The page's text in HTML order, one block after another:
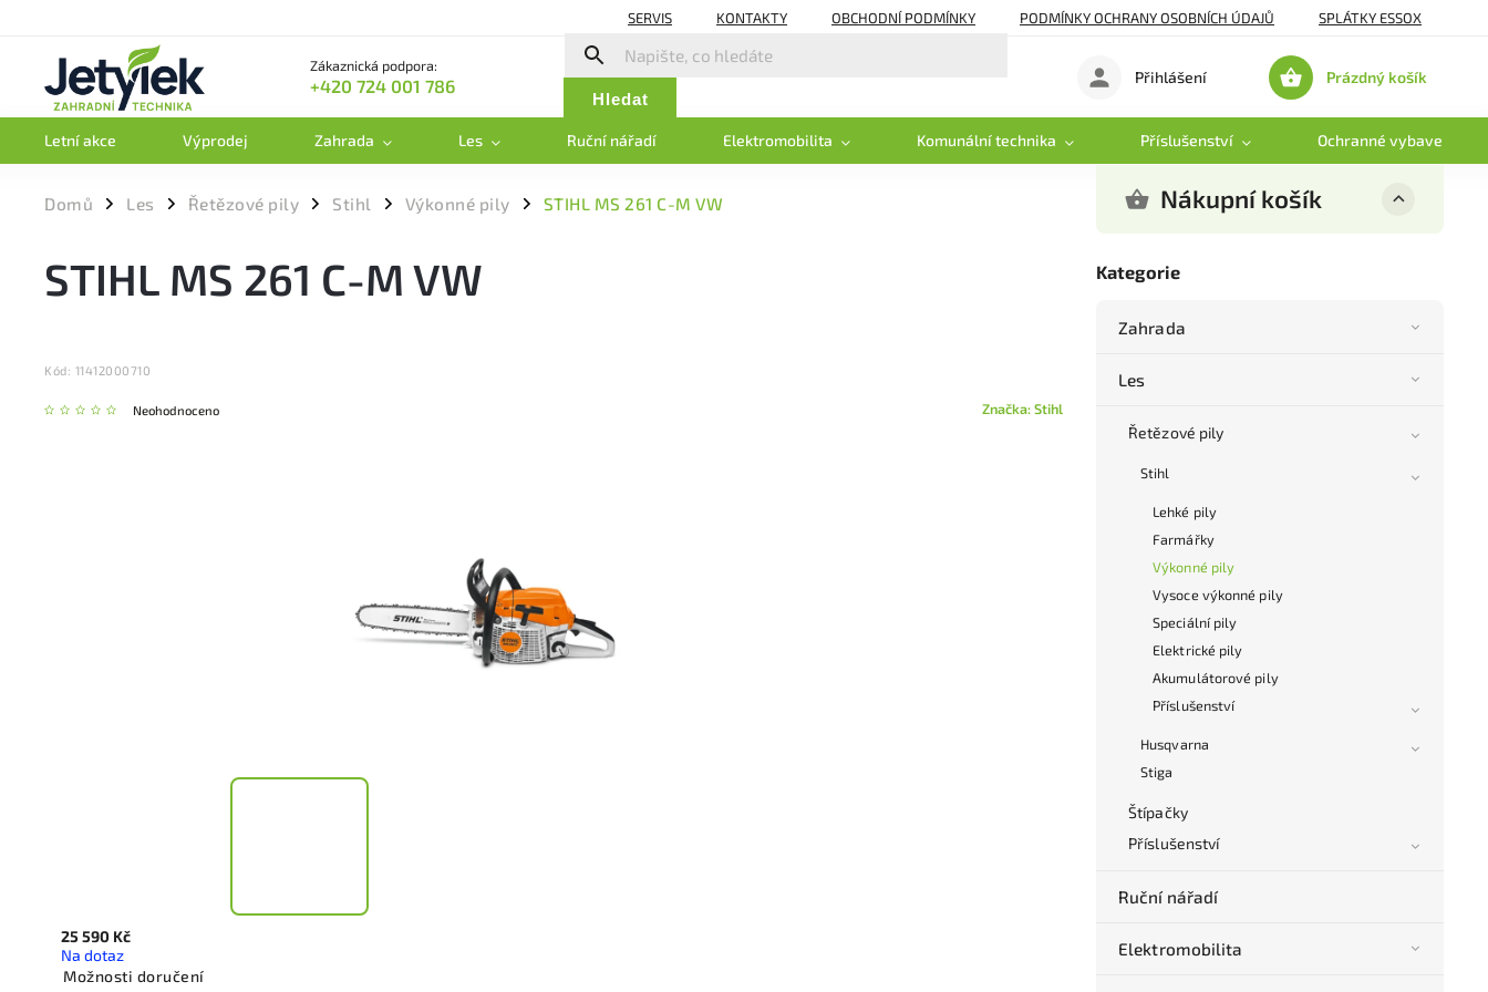
SERVIS KONTAKTY OBCHODNÍ PODMÍNKY PODMÍNKY OCHRANY OSOBNÍCH ÚDAJŮ SPLÁTKY ESSOX
Zákaznická podpora:
+420 724 001 786
Hledat
Nákupní
Prázdný košík
Přihlášení
Letní akce Výprodej Zahrada Les Ruční nářadí Elektromobilita Komunální technika Příslušenství Ochranné vybavení
Domů / Les / Řetězové pily / Stihl / Výkonné pily / STIHL MS 261 C-M VW Nákupní košík
Kategorie
Zahrada
Les
Řetězové pily
Stihl
Lehké pily
Farmářky
Výkonné pily
Vysoce výkonné pily
Speciální pily
Elektrické pily
Akumulátorové pily
Příslušenství
Husqvarna
Stiga
Štípačky
Příslušenství
Ruční nářadí
Elektromobilita
STIHL MS 261 C-M VW
Kód: 11412000710
Neohodnoceno Značka:Stihl
25 590 Kč
Na dotaz
Možnosti doručení